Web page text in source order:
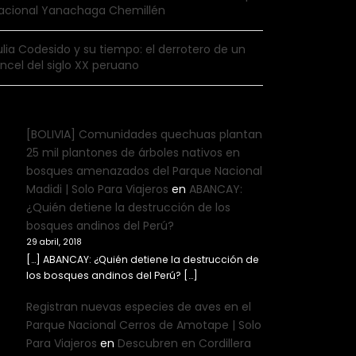
Yanachaga Chemillén
Codesido y su tiempo: el derrotero de un
del siglo XX peruano
[BOLIVIA] Comunidades quechuas plantan
25 mil plantones de árboles nativos en
bosques amenazados del Parque Nacional
Madidi | Solo Para Viajeros enABANCAY:
¿Quién detiene la destrucción de los
bosques andinos del Perú?
29 abril, 2018
[…] ABANCAY: ¿Quién detiene la destrucción de
los bosques andinos del Perú? […]
Registran nuevas especies de aves en el
Parque Nacional Cerros de Amotape | Solo
Para Viajeros en Descubren en Cordillera